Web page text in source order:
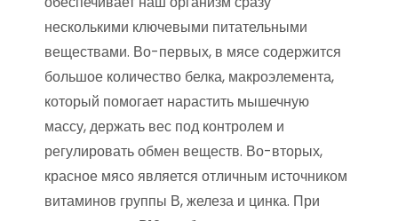
несколькими ключевыми питательными
веществами. Во-первых, в мясе содержится
большое количество белка, макроэлемента,
который помогает нарастить мышечную
массу, держать вес под контролем и
регулировать обмен веществ. Во-вторых,
красное мясо является отличным источником
витаминов группы В, железа и цинка. При